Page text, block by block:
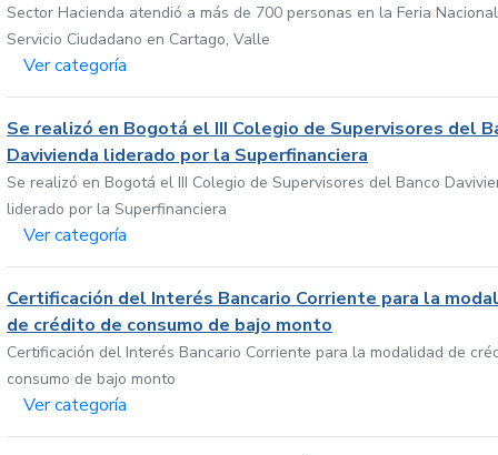
Sector Hacienda atendió a más de 700 personas en la Feria
Servicio Ciudadano en Cartago, Valle
Ver categoría
Se realizó en Bogotá el III Colegio de Supervisores del
Davivienda liderado por la Superfinanciera
Se realizó en Bogotá el III Colegio de Supervisores del Banco
liderado por la Superfinanciera
Ver categoría
Certificación del Interés Bancario Corriente para la
de crédito de consumo de bajo monto
Certificación del Interés Bancario Corriente para la modalidad de
consumo de bajo monto
Ver categoría